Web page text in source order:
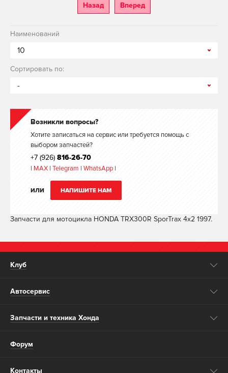
Назад Вперед
Наименований
10
Сортировать по:
-
Возникли вопросы?
Хотите записаться на сервис или требуется помощь с
выбором запчастей?
+7 (926) 816-26-70
| MAX | Telegram | WhatsApp |
ИЛИ НАПИШИТЕ НАМ
Запчасти для мотоцикла HONDA TRX300R SporTrax 4x2 1997.
Клуб
Автосервис
Запчасти и техника Хонда
Форум
Контакты